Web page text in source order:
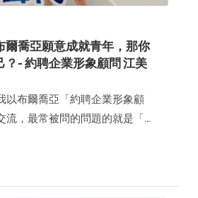
爾喬亞願意成就青年，那你
？- 約聘企業形象顧問 江美
以布爾喬亞「約聘企業形象顧
流，最常被問的問題的就是「約
做什麼？」擁有相同疑問的人，